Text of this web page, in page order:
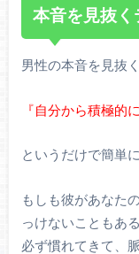
本音を見抜く
男性の本音を見抜
『自分から積極的
というだけで簡単
もしも彼があなた
っけないこともあ
必ず慣れてきて、